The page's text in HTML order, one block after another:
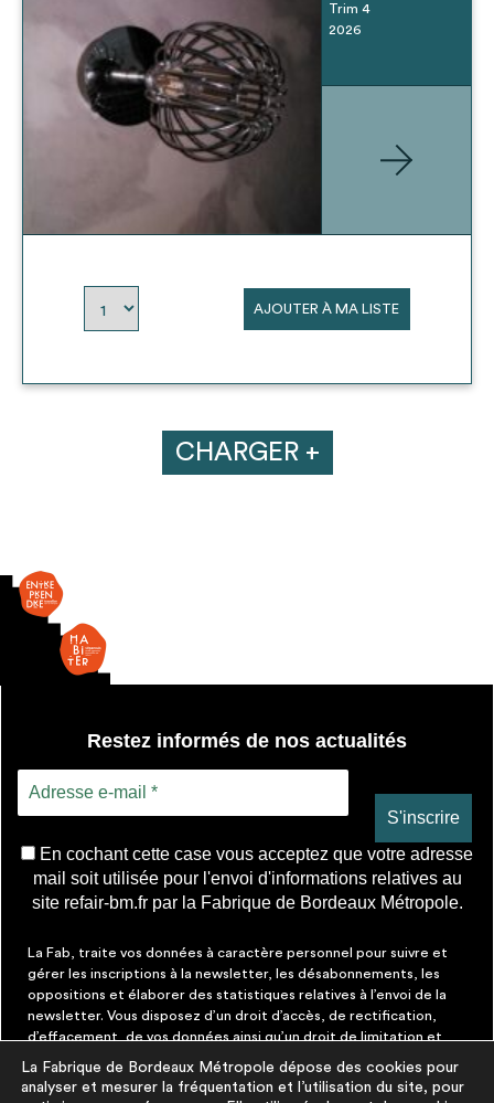
Trim 4
2026
AJOUTER À MA LISTE
CHARGER +
Restez informés de nos actualités
En cochant cette case vous acceptez que votre adresse
mail soit utilisée pour l'envoi d'informations relatives au
site refair-bm.fr par la Fabrique de Bordeaux Métropole.
La Fab, traite vos données à caractère personnel pour suivre et
gérer les inscriptions à la newsletter, les désabonnements, les
oppositions et élaborer des statistiques relatives à l’envoi de la
newsletter. Vous disposez d’un droit d’accès, de rectification,
d’effacement, de vos données ainsi qu’un droit de limitation et
moment faire cesser ces communications en cliquant sur le lien de
désinscription figurant dans chaque message. Vous pouvez
La Fabrique de Bordeaux Métropole dépose des cookies pour
analyser et mesurer la fréquentation et l’utilisation du site, pour